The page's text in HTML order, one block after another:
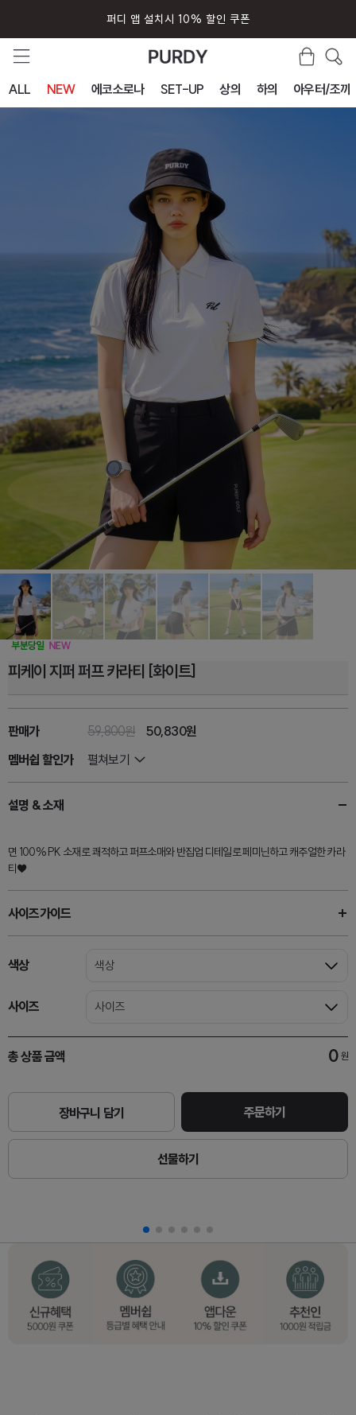
퍼디 앱 설치시 10% 할인 쿠폰
ALL NEW 에코소로나 SET-UP 상의 하의 아우터/조끼
피케이 지퍼 퍼프 카라티 [화이트]
판매가 59,800원 50,830원
멤버쉽 할인가
펼쳐보기
설명 & 소재
면 100% PK 소재로 쾌적하고 퍼프소매와 반집업 디테일로 페미닌하고 캐주얼한 카라
티♥
사이즈가이드
색상 색상
사이즈 사이즈
총 상품 금액 0 원
장바구니 담기 주문하기
선물하기